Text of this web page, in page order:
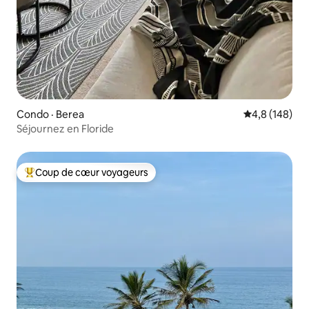
Condo · Berea Note
4,8 (148)
Séjournez en Floride
Coup de cœur voyageurs parmi les plus aimés
Coup de cœur voyageurs